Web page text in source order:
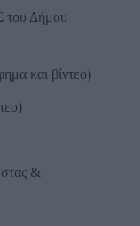
του Δήμου
και βίντεο)
&